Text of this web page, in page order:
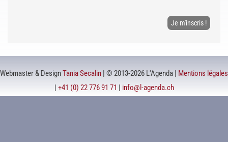
Webmaster & DesignTania Secalin | © 2013-2026 L'Agenda | Mentions légales
| +41 (0) 22 776 91 71 | info@l-agenda.ch